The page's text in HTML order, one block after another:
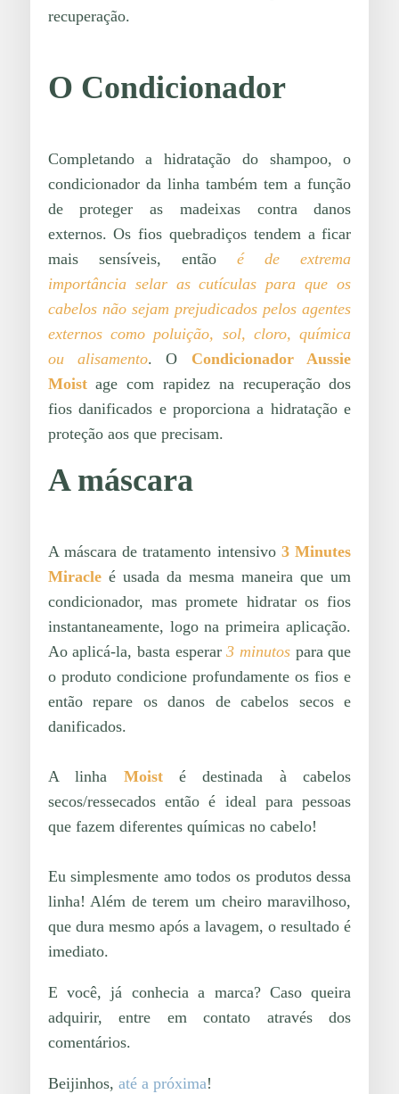
recuperação.
O Condicionador
Completando a hidratação do shampoo, o
condicionador da linha também tem a função
de proteger as madeixas contra danos
externos. Os fios quebradiços tendem a ficar
mais sensíveis, entãoé de extrema
importância selar as cutículas para que os
cabelos não sejam prejudicados pelos agentes
externos como poluição, sol, cloro, química
ou alisamento. O Condicionador Aussie
Moistage com rapidez na recuperação dos
fios danificados e proporciona a hidratação e
proteção aos que precisam.
A máscara
A máscara de tratamento intensivo3 Minutes
Miracleé usada da mesma maneira que um
condicionador, mas promete hidratar os fios
instantaneamente, logo na primeira aplicação.
Ao aplicá-la, basta esperar3 minutos para que
o produto condicione profundamente os fios e
então repare os danos de cabelos secos e
danificados.
A linha Moisté destinada à cabelos
secos/ressecados então é ideal para pessoas
que fazem diferentes químicas no cabelo!
Eu simplesmente amo todos os produtos dessa
linha! Além de terem um cheiro maravilhoso,
que dura mesmo após a lavagem, o resultado é
imediato.
E você, já conhecia a marca? Caso queira
adquirir, entre em contato através dos
comentários.
Beijinhos, até a próxima!